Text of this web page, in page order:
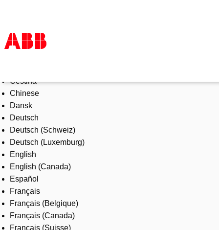
Products & Solutions
Industries
Services
About us
Where to buy
Contact us
Careers
Čeština
Chinese
Dansk
Deutsch
Deutsch (Schweiz)
Deutsch (Luxemburg)
English
English (Canada)
Español
Français
Français (Belgique)
Français (Canada)
Français (Suisse)